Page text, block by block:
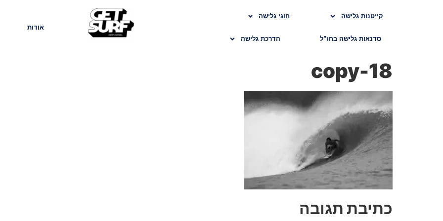
קייטנות גלישה חוגי גלישה
סדנאות גלישה בחו”ל הדרכת גלישה
בלוג אודות
18-copy
כתיבת תגובה